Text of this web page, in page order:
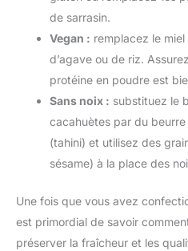
de sarrasin.
Vegan : remplacez le miel
d’agave ou de riz.
protéine en poudre est
Sans noix : substituez le
cacahuètes par du
(tahini) et utilisez des
sésame) à la place des
Une fois que vous avez
est primordial de savoir
préserver la fraîcheur et les